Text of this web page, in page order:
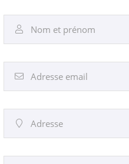
 Nom et prénom
 Adresse email
 Adresse